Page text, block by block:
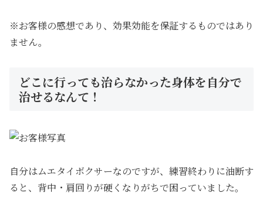
※お客様の感想であり、効果効能を保証するものではあり
ません。
どこに行っても治らなかった身体を自分で
治せるなんて！
自分はムエタイボクサーなのですが、練習終わりに油断す
ると、背中・肩回りが硬くなりがちで困っていました。